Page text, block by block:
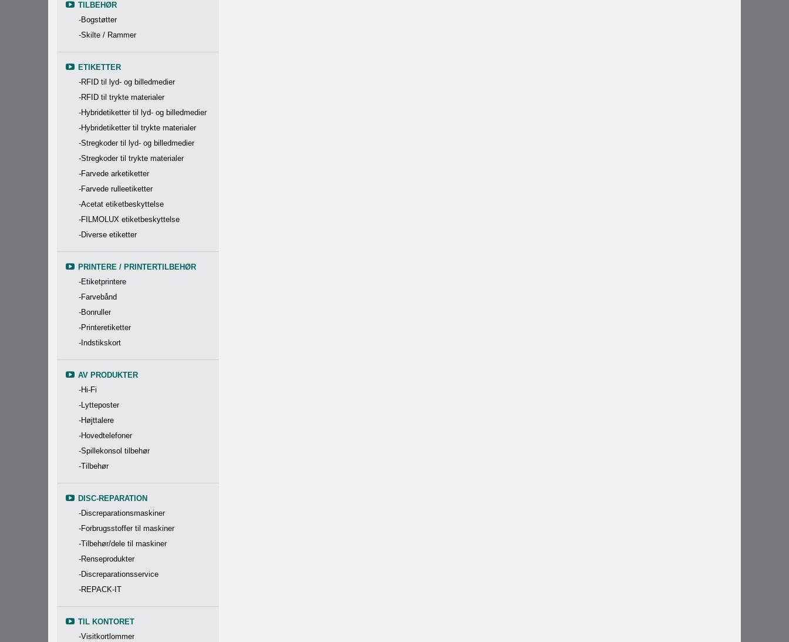
TILBEHØR
-Bogstøtter
-Skilte / Rammer
ETIKETTER
-RFID til lyd- og billedmedier
-RFID til trykte materialer
-Hybridetiketter til lyd- og billedmedier
-Hybridetiketter til trykte materialer
-Stregkoder til lyd- og billedmedier
-Stregkoder til trykte materialer
-Farvede arketiketter
-Farvede rulleetiketter
-Acetat etiketbeskyttelse
-FILMOLUX etiketbeskyttelse
-Diverse etiketter
PRINTERE / PRINTERTILBEHØR
-Etiketprintere
-Farvebånd
-Bonruller
-Printeretiketter
-Indstikskort
AV PRODUKTER
-Hi-Fi
-Lytteposter
-Højttalere
-Hovedtelefoner
-Spillekonsol tilbehør
-Tilbehør
DISC-REPARATION
-Discreparationsmaskiner
-Forbrugsstoffer til maskiner
-Tilbehør/dele til maskiner
-Renseprodukter
-Discreparationsservice
-REPACK-IT
TIL KONTORET
-Visitkortlommer